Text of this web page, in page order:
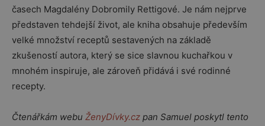
časech Magdalény Dobromily Rettigové. Je nám nejprve
představen tehdejší život, ale kniha obsahuje především
velké množství receptů sestavených na základě
zkušeností autora, který se sice slavnou kuchařkou v
mnohém inspiruje, ale zároveň přidává i své rodinné
recepty.
Čtenářkám webu ŽenyDívky.cz pan Samuel poskytl tento